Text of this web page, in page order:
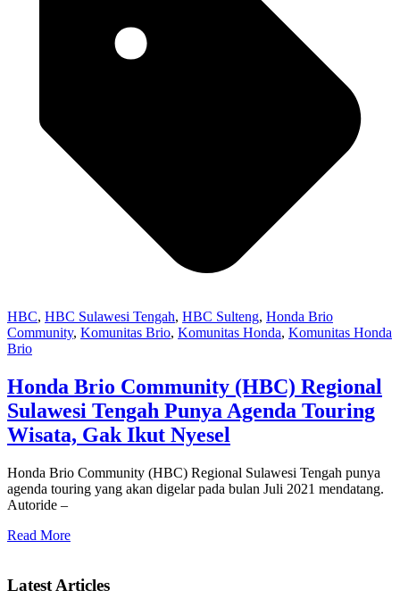
HBC, HBC Sulawesi Tengah, HBC Sulteng, Honda Brio
Community, Komunitas Brio, Komunitas Honda, Komunitas Honda
Brio
Honda Brio Community (HBC) Regional
Sulawesi Tengah Punya Agenda Touring
Wisata, Gak Ikut Nyesel
Honda Brio Community (HBC) Regional Sulawesi Tengah punya
agenda touring yang akan digelar pada bulan Juli 2021 mendatang.
Autoride –
Read More
Latest Articles